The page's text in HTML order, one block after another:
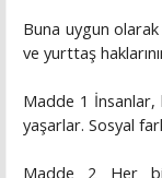
Buna uygun
ve yurttaş
Madde 1 İnsanlar,
yaşarlar. Sosyal
Madde 2 Her